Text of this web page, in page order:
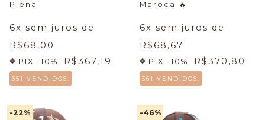
Plena
6x sem juros de
R$68,00
PIX -10%: R$367,19
351 VENDIDOS.
Maroca 🔥
6x sem juros de
R$68,67
PIX -10%: R$370,80
361 VENDIDOS.
-22% -46%